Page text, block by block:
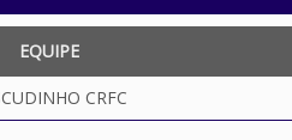
EQUIPE
CRFC